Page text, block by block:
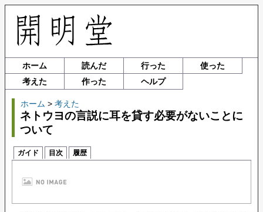
ホーム 読んだ 行った
使った
考えた
作った ヘルプ
ホーム > 考えた
ネトウヨの言説に耳を貸す必要がないことに
ついて
ガイド 目次 履歴